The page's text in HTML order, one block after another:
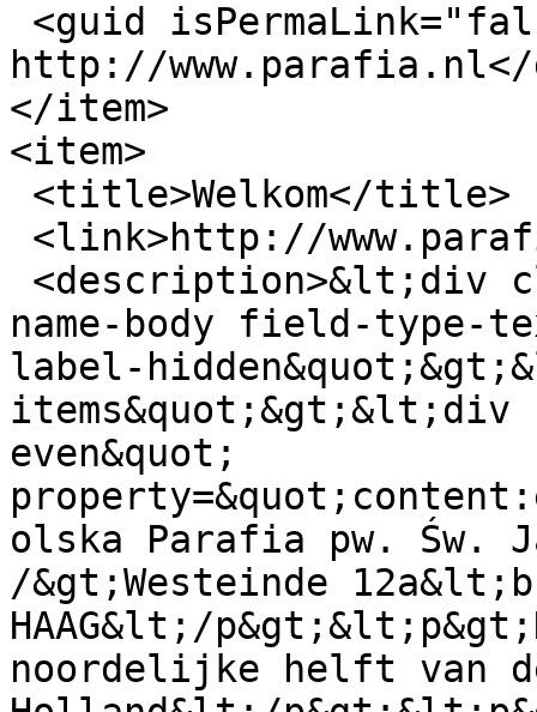
http://www.parafia.nl</
</item>
<item>
name-body field-type-
label-
items&quot;&gt;&lt;div
even&quot;
olska Parafia pw. Św.
/&gt;Westeinde
HAAG&lt;/
noordelijke helft van